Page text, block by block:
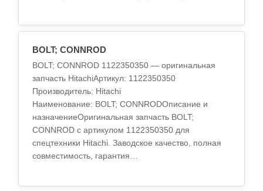
BOLT; CONNROD
BOLT; CONNROD 1122350350 — оригинальная
запчасть HitachiАртикул: 1122350350
Производитель: Hitachi
Наименование: BOLT; CONNRODОписание и
назначениеОригинальная запчасть BOLT;
CONNROD с артикулом 1122350350 для
спецтехники Hitachi. Заводское качество, полная
совместимость, гарантия